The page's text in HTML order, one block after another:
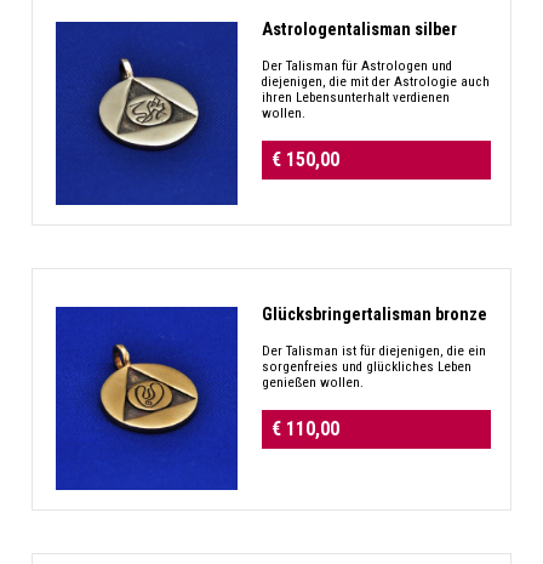
Astrologentalisman silber
Der Talisman für Astrologen und
diejenigen, die mit der Astrologie auch
ihren Lebensunterhalt verdienen
wollen.
€ 150,00
Glücksbringertalisman bronze
Der Talisman ist für diejenigen, die ein
sorgenfreies und glückliches Leben
genießen wollen.
€ 110,00